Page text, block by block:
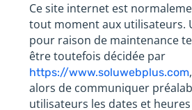
Ce site internet est
tout moment aux utilisateurs.
pour raison de maintenance
être toutefois décidée par
https://www.soluwebplus.com
alors de communiquer
utilisateurs les dates et